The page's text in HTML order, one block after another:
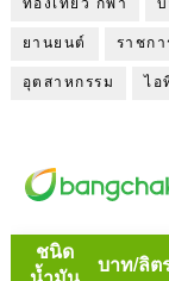
ท่องเที่ยว กีฬา
ยานยนต์ ราชกา
อุตสาหกรรม ไอ